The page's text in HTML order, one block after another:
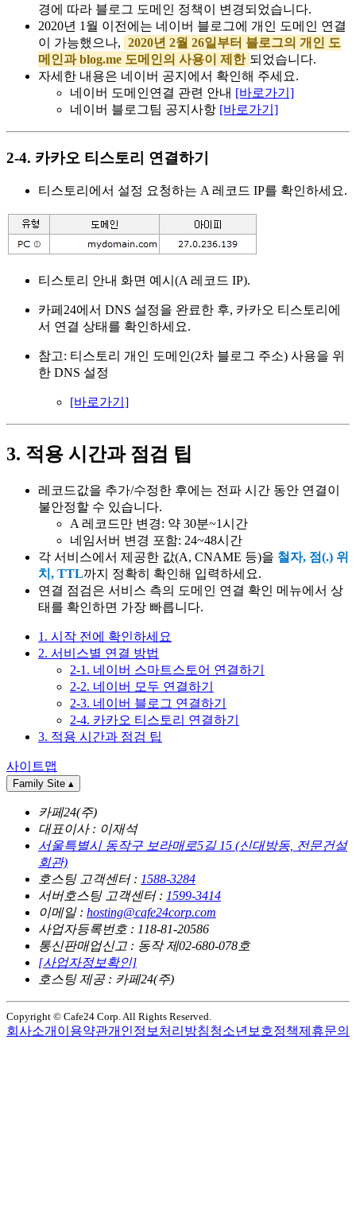
경에 따라 블로그 도메인 정책이 변경되었습니다.
2020년 1월 이전에는 네이버 블로그에 개인 도메인 연결
이 가능했으나, 2020년 2월 26일부터 블로그의 개인 도
메인과 blog.me 도메인의 사용이 제한 되었습니다.
자세한 내용은 네이버 공지에서 확인해 주세요.
네이버 도메인연결 관련 안내 [바로가기]
네이버 블로그팀 공지사항 [바로가기]
2-4. 카카오 티스토리 연결하기
티스토리에서 설정 요청하는 A 레코드 IP를 확인하세요.
티스토리 안내 화면 예시(A 레코드 IP).
카페24에서 DNS 설정을 완료한 후, 카카오 티스토리에
서 연결 상태를 확인하세요.
참고: 티스토리 개인 도메인(2차 블로그 주소) 사용을 위
한 DNS 설정
[바로가기]
3. 적용 시간과 점검 팁
레코드값을 추가/수정한 후에는 전파 시간 동안 연결이
불안정할 수 있습니다.
A 레코드만 변경: 약 30분~1시간
네임서버 변경 포함: 24~48시간
각 서비스에서 제공한 값(A, CNAME 등)을 철자, 점(.) 위
치, TTL까지 정확히 확인해 입력하세요.
연결 점검은 서비스 측의 도메인 연결 확인 메뉴에서 상
태를 확인하면 가장 빠릅니다.
1. 시작 전에 확인하세요
2. 서비스별 연결 방법
2-1. 네이버 스마트스토어 연결하기
2-2. 네이버 모두 연결하기
2-3. 네이버 블로그 연결하기
2-4. 카카오 티스토리 연결하기
3. 적용 시간과 점검 팁
사이트맵
Family Site ▴
카페24(주)
대표이사 : 이재석
서울특별시 동작구 보라매로5길 15 (신대방동, 전문건설
회관)
호스팅 고객센터 : 1588-3284
서버호스팅 고객센터 : 1599-3414
이메일 : hosting@cafe24corp.com
사업자등록번호 : 118-81-20586
통신판매업신고 : 동작 제02-680-078호
[사업자정보확인]
호스팅 제공 : 카페24(주)
Copyright © Cafe24 Corp. All Rights Reserved.
회사소개 이용약관개인정보처리방침청소년보호정책제휴문의